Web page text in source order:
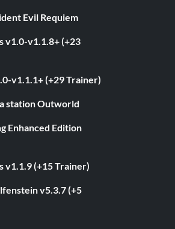
Evil Requiem
v1.0-v1.1.8+ (+23
v1.1.1+ (+29 Trainer)
station Outworld
Enhanced Edition
v1.1.9 (+15 Trainer)
v5.3.7 (+5